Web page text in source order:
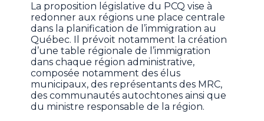
La proposition législative du PCQ vise à
redonner aux régions une place centrale
dans la planification de l’immigration au
Québec. Il prévoit notamment la création
d’une table régionale de l’immigration
dans chaque région administrative,
composée notamment des élus
municipaux, des représentants des MRC,
des communautés autochtones ainsi que
du ministre responsable de la région.